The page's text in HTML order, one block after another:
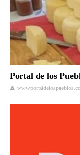
Portal de los